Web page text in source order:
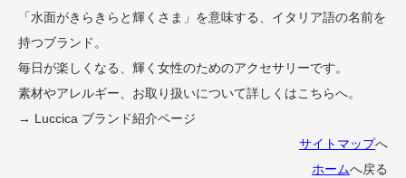
「水面がきらきらと輝くさま」を意味する、イタリア語の名前を
持つブランド。
毎日が楽しくなる、輝く女性のためのアクセサリーです。
素材やアレルギー、お取り扱いについて詳しくはこちらへ。
→ Luccica ブランド紹介ページ
サイトマップへ
ホームへ戻る